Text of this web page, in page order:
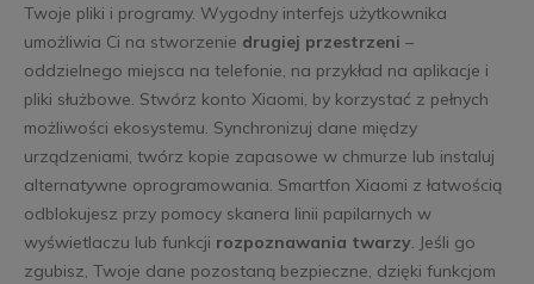
Twoje pliki i programy. Wygodny interfejs użytkownika
umożliwia Ci na stworzenie drugiej przestrzeni –
oddzielnego miejsca na telefonie, na przykład na aplikacje i
pliki służbowe. Stwórz konto Xiaomi, by korzystać z pełnych
możliwości ekosystemu. Synchronizuj dane między
urządzeniami, twórz kopie zapasowe w chmurze lub instaluj
alternatywne oprogramowania. Smartfon Xiaomi z łatwością
odblokujesz przy pomocy skanera linii papilarnych w
wyświetlaczu lub funkcji rozpoznawania twarzy. Jeśli go
zgubisz, Twoje dane pozostaną bezpieczne, dzięki funkcjom